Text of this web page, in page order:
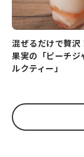
混ぜるだけで贅沢
果実の「ピーチジ
ルクティー」